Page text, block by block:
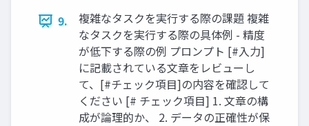
9.
複雑なタスクを実⾏する際の課題 複雑
なタスクを実⾏する際の具体例 - 精度
が低下する際の例 プロンプト [#入力]
に記載されている文章をレビューし
て、[#チェック項目]の内容を確認して
ください [# チェック項目] 1. 文章の構
成が論理的か、 2. データの正確性が保